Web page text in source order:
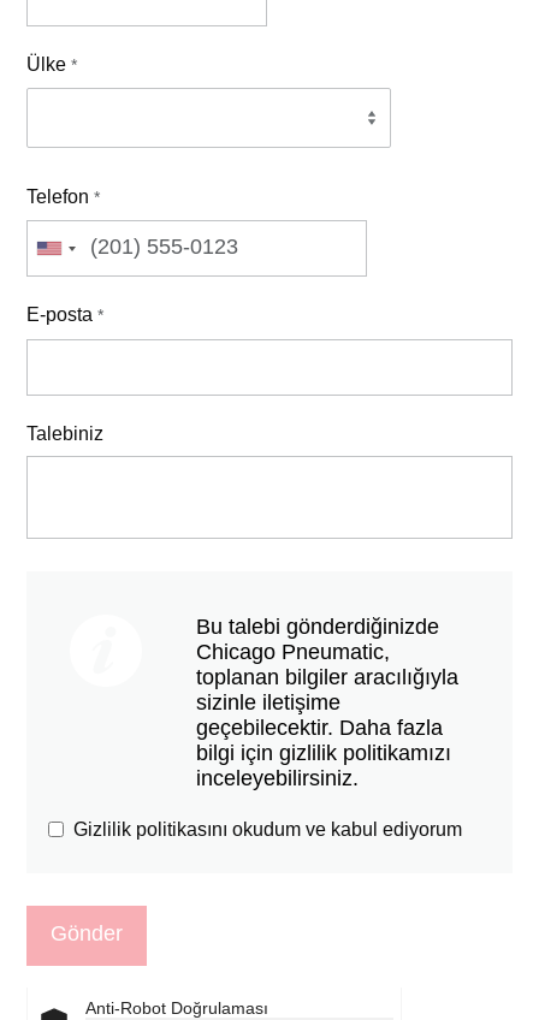
Ülke *
Telefon *
E-posta *
Talebiniz
Bu talebi gönderdiğinizde
Chicago Pneumatic,
toplanan bilgiler aracılığıyla
sizinle iletişime
geçebilecektir. Daha fazla
bilgi için gizlilik politikamızı
inceleyebilirsiniz.
Gizlilik politikasını okudum ve kabul ediyorum
Anti-Robot Doğrulaması